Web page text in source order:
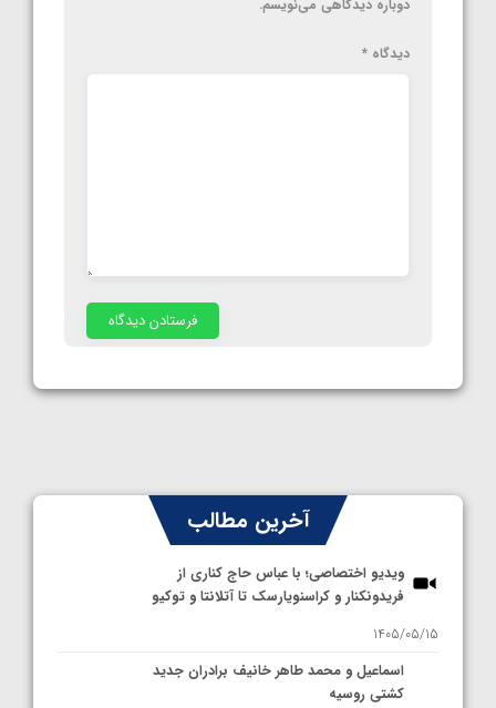
دوباره دیدگاهی می‌نویسم.
دیدگاه *
آخرین مطالب
ویدیو اختصاصی؛ با عباس حاج کناری از
فریدونکنار و کراسنویارسک تا آتلانتا و توکیو
1405/05/15
اسماعیل و محمد طاهر خانیف برادران جدید
کشتی روسیه